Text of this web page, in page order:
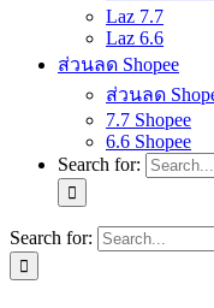
Laz 7.7
Laz 6.6
ส่วนลด Shopee
ส่วนลด
7.7 Shopee
6.6 Shopee
Search for:
Search for: